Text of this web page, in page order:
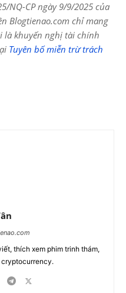
NQ-CP ngày 9/9/2025 của
Blogtienao.com chỉ mang
là khuyến nghị tài chính
Tuyên bố miễn trừ trách
thích xem phim trinh thám,